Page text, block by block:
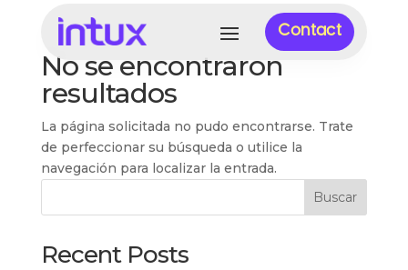
Contact
No se encontraron
resultados
La página solicitada no pudo encontrarse. Trate
de perfeccionar su búsqueda o utilice la
navegación para localizar la entrada.
Buscar
Recent Posts